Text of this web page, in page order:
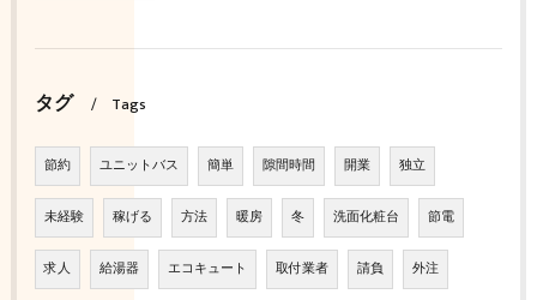
タグ Tags
節約 ユニットバス 簡単 隙間時間 開業 独立
未経験 稼げる 方法 暖房 冬 洗面化粧台 節電
求人 給湯器 エコキュート 取付業者 請負 外注